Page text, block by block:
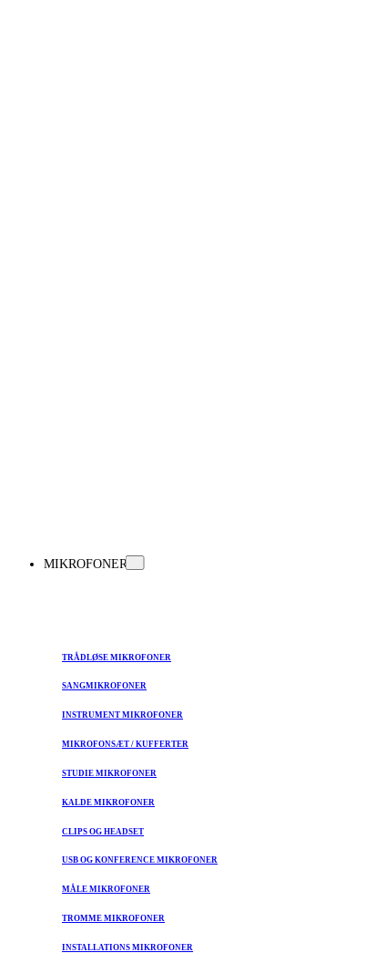
MIKROFONER
TRÅDLØSE MIKROFONER
SANGMIKROFONER
INSTRUMENT MIKROFONER
MIKROFONSÆT / KUFFERTER
STUDIE MIKROFONER
KALDE MIKROFONER
CLIPS OG HEADSET
USB OG KONFERENCE MIKROFONER
MÅLE MIKROFONER
TROMME MIKROFONER
INSTALLATIONS MIKROFONER